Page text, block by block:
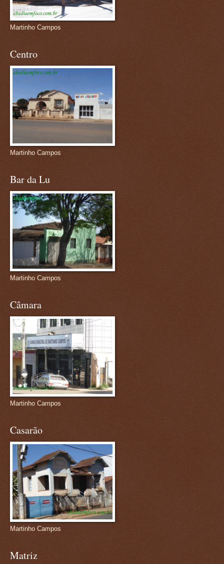
Martinho Campos
Centro
Martinho Campos
Bar da Lu
Martinho Campos
Câmara
Martinho Campos
Casarão
Martinho Campos
Matriz